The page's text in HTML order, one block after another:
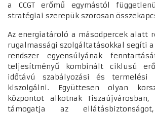
a CCGT erőmű egymástól
stratégiai szerepük szorosan
Az energiatároló a másodpercek alatt
rugalmassági szolgáltatásokkal segíti
rendszer egyensúlyának
teljesítményű kombinált ciklusú
időtávú szabályozási és termelési
kiszolgálni. Együttesen olyan
központot alkotnak Tiszaújvárosban,
támogatja az